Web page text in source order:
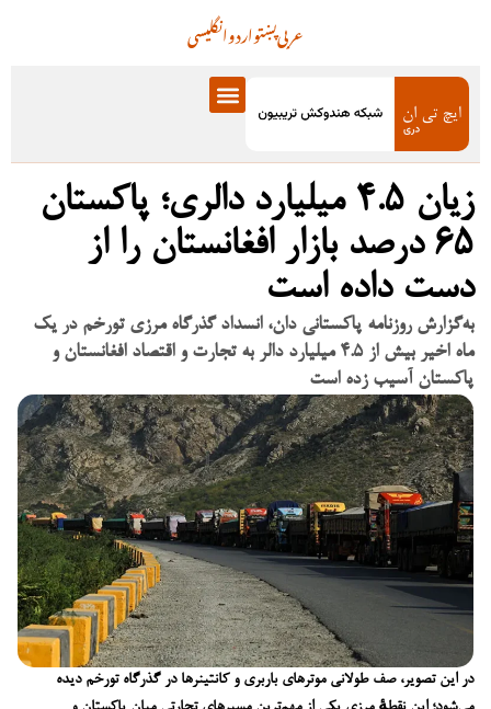
انگلیسیاردوپښتوعربی
زیان ۴.۵ میلیارد دالری؛ پاکستان
۶۵ درصد بازار افغانستان را از
دست داده است
به‌گزارش روزنامه پاکستانی دان، انسداد گذرگاه مرزی تورخم در یک
ماه اخیر بیش از ۴.۵ میلیارد دالر به تجارت و اقتصاد افغانستان و
پاکستان آسیب زده است
در این تصویر، صف طولانی موترهای باربری و کانتینرها در گذرگاه تورخم دیده